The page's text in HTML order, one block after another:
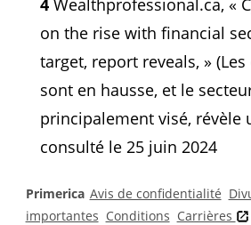
on the rise with financial
target, report reveals, »
sont en hausse, et le
principalement visé, révèle
consulté le 25 juin 2024
Primerica Avis de confidentialité
importantes Conditions Carrières